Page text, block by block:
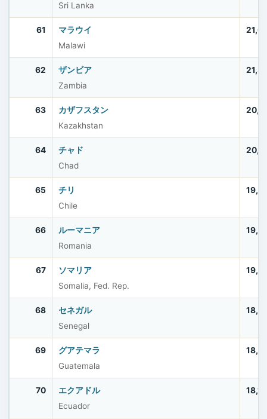
Sri Lanka
61
マラウイ
Malawi
62
ザンビア
Zambia
63
カザフスタン
Kazakhstan
64
チャド
Chad
65
チリ
Chile
66
ルーマニア
Romania
67
ソマリア
Somalia, Fed. Rep.
68
セネガル
Senegal
69
グアテマラ
Guatemala
70
エクアドル
Ecuador